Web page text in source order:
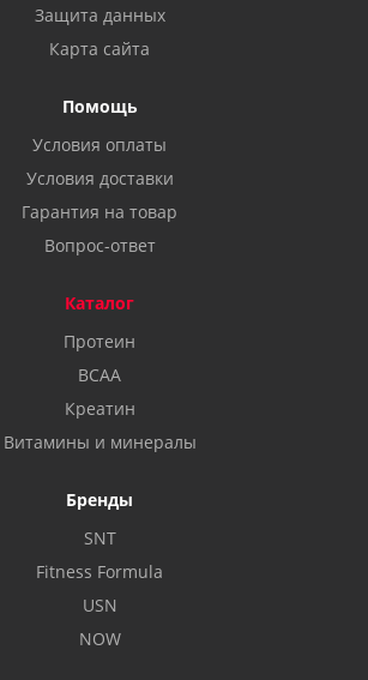
Защита данных
Карта сайта
Помощь
Условия оплаты
Условия доставки
Гарантия на товар
Вопрос-ответ
Каталог
Протеин
BCAA
Креатин
Витамины и минералы
Бренды
SNT
Fitness Formula
USN
NOW